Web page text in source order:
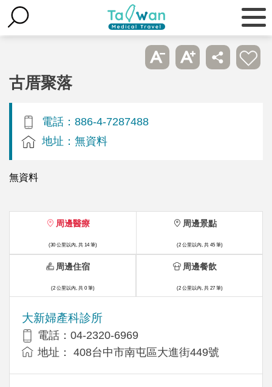
古厝聚落
電話：886-4-7287488
地址：無資料
無資料
周邊醫療
(30 公里以內, 共 14 筆)
大新婦產科診所
電話：04-2320-6969
地址： 408台中市南屯區大進街449號
周邊景點
(2 公里以內, 共 45 筆)
周邊住宿
(2 公里以內, 共 0 筆)
周邊餐飲
(2 公里以內, 共 27 筆)